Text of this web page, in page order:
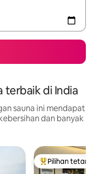
terbaik di India
sauna ini mendapat
dan banyak
Pilihan utama
Pilihan tetamu